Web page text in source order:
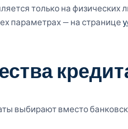
только на
параметрах — на странице
выбирают вместо